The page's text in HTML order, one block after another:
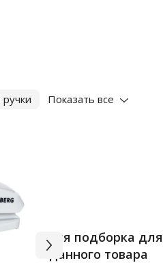
Показать все
Вся подборка для
данного товара